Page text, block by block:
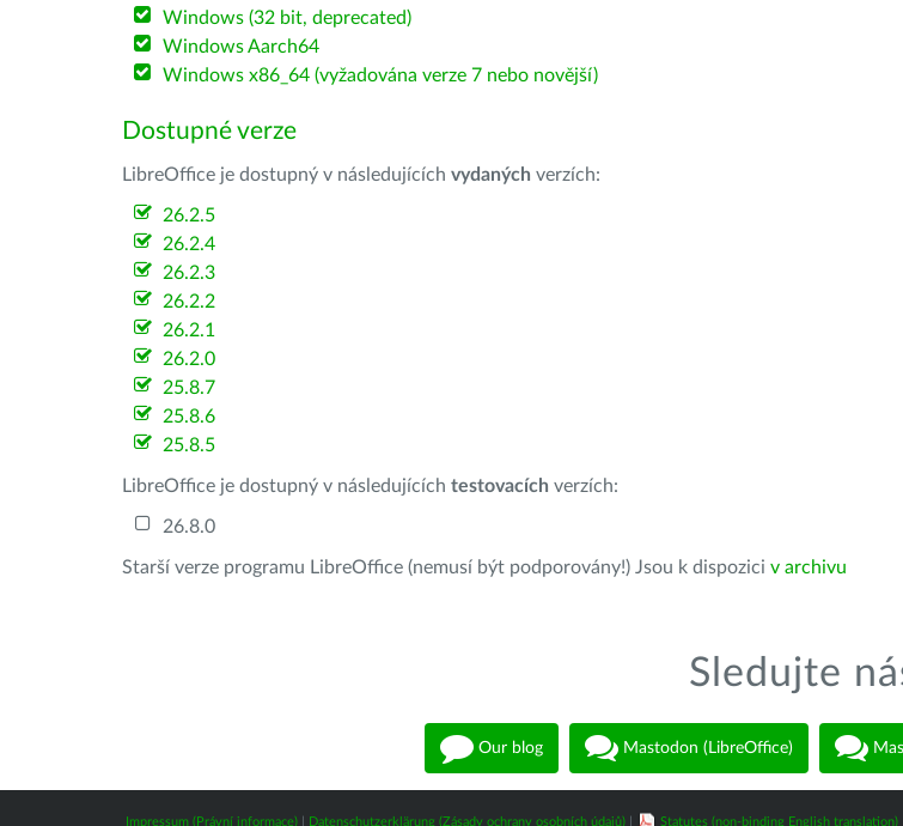
Windows (32 bit, deprecated)
Windows Aarch64
Windows x86_64 (vyžadována verze 7 nebo novější)
Dostupné verze
LibreOffice je dostupný v následujících vydaných verzích:
26.2.5
26.2.4
26.2.3
26.2.2
26.2.1
26.2.0
25.8.7
25.8.6
25.8.5
LibreOffice je dostupný v následujících testovacích verzích:
26.8.0
Starší verze programu LibreOffice (nemusí být podporovány!) Jsou k dispozici v archivu
Sledujte
Our blog Mastodon (LibreOffice)
Impressum (Právní informace)| Datenschutzerklärung (Zásady ochrany osobních údajů)| Statutes (non-binding English translation)